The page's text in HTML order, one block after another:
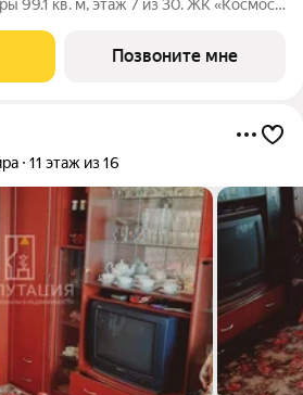
восемь домов с
и
Позвоните мне
11 этаж из 16